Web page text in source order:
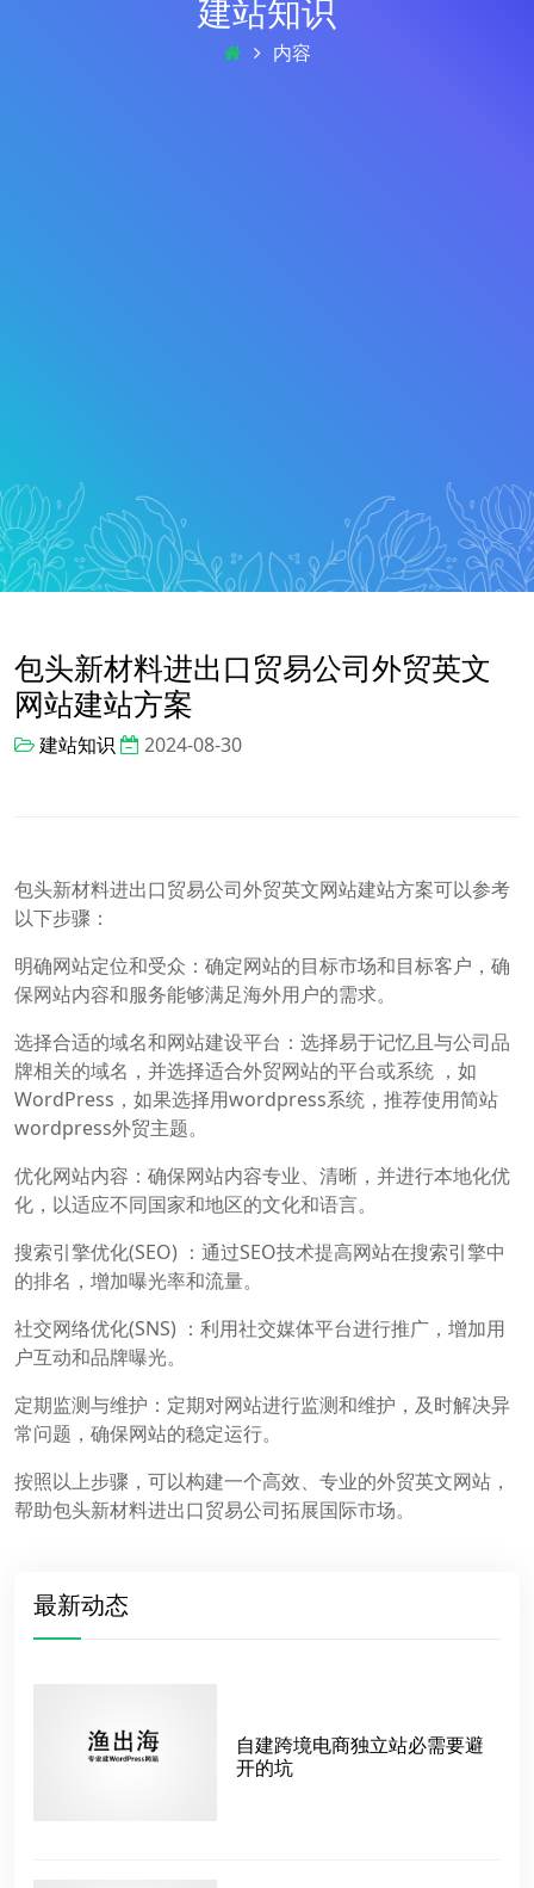
建站知识
内容
包头新材料进出口贸易公司外贸英文
网站建站方案
建站知识 2024-08-30
包头新材料进出口贸易公司外贸英文网站建站方案可以参考
以下步骤：
明确网站定位和受众：确定网站的目标市场和目标客户，确
保网站内容和服务能够满足海外用户的需求。
选择合适的域名和网站建设平台：选择易于记忆且与公司品
牌相关的域名，并选择适合外贸网站的平台或系统 ，如
WordPress，如果选择用wordpress系统，推荐使用简站
wordpress外贸主题。
优化网站内容：确保网站内容专业、清晰，并进行本地化优
化，以适应不同国家和地区的文化和语言。
搜索引擎优化(SEO) ：通过SEO技术提高网站在搜索引擎中
的排名，增加曝光率和流量。
社交网络优化(SNS) ：利用社交媒体平台进行推广，增加用
户互动和品牌曝光。
定期监测与维护：定期对网站进行监测和维护，及时解决异
常问题，确保网站的稳定运行。
按照以上步骤，可以构建一个高效、专业的外贸英文网站，
帮助包头新材料进出口贸易公司拓展国际市场。
最新动态
自建跨境电商独立站必需要避
开的坑